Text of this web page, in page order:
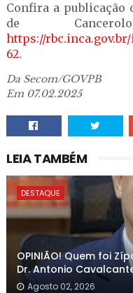
Confira a publicação
de
https://
62.
Da Secom/GOVPB
Em 07.02.2025
LEIA TAMBÉM
DESTAQUE
OPINIÃO! Quem foi
Dr. Antonio
Agosto 02, 2026